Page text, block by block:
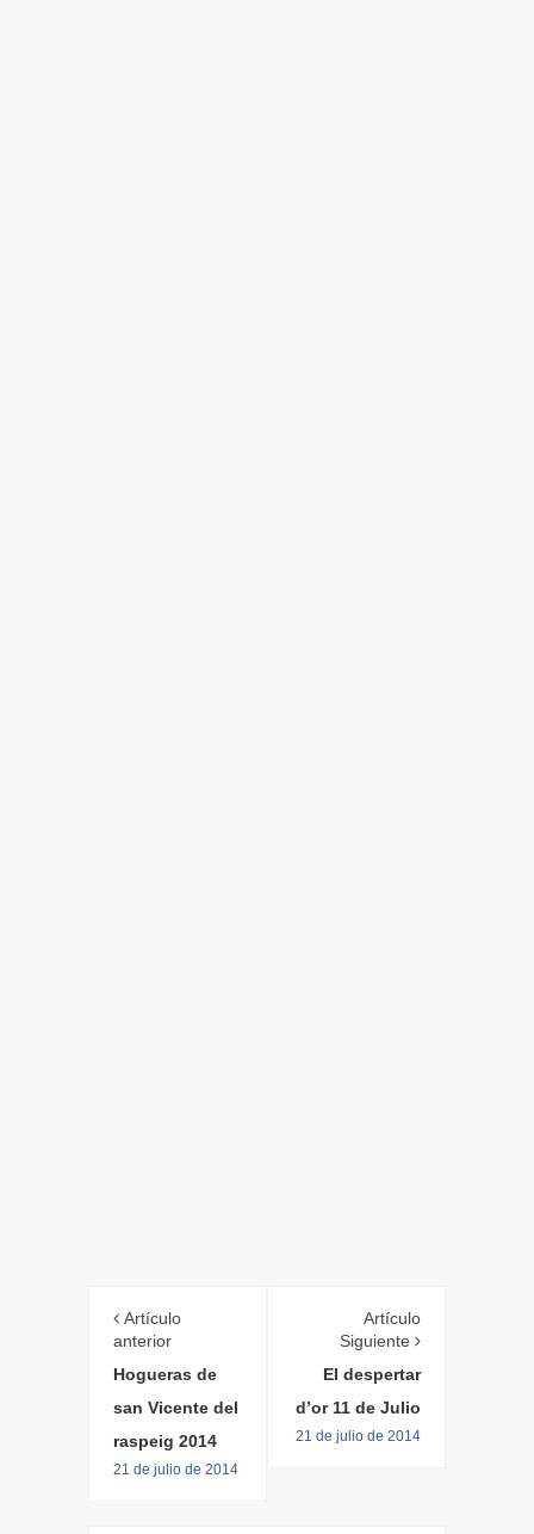
Artículo
anterior
Hogueras de
san Vicente del
raspeig 2014
21 de julio de 2014
Artículo
Siguiente
El despertar
d’or 11 de Julio
21 de julio de 2014